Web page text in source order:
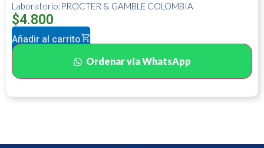
Laboratorio:PROCTER & GAMBLE COLOMBIA
$4.800
Añadir al carrito
Ordenar vía WhatsApp